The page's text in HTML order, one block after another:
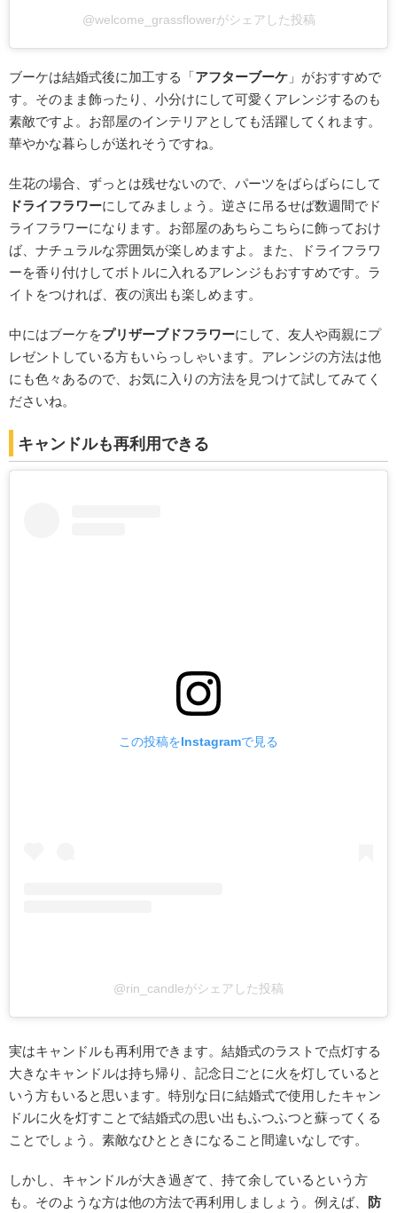
@welcome_grassflowerがシェアした投稿
ブーケは結婚式後に加工する「アフターブーケ 」がおすすめで
す。そのまま飾ったり、小分けにして可愛くアレンジするのも
素敵ですよ。お部屋のインテリアとしても活躍してくれます。
華やかな暮らしが送れそうですね。
生花の場合、ずっとは残せないので、パーツをばらばらにして
ドライフラワーにしてみましょう。逆さに吊るせば数週間でド
ライフラワーになります。お部屋のあちらこちらに飾っておけ
ば、ナチュラルな雰囲気が楽しめますよ。また、ドライフラワ
ーを香り付けしてボトルに入れるアレンジもおすすめです。ラ
イトをつければ、夜の演出も楽しめます。
中にはブーケをプリザーブドフラワーにして、友人や両親にプ
レゼントしている方もいらっしゃいます。アレンジの方法は他
にも色々あるので、お気に入りの方法を見つけて試してみてく
ださいね。
キャンドルも再利用できる
この投稿をInstagramで見る
@rin_candleがシェアした投稿
実はキャンドルも再利用できます。結婚式のラストで点灯する
大きなキャンドルは持ち帰り、記念日ごとに火を灯していると
いう方もいると思います。特別な日に結婚式で使用したキャン
ドルに火を灯すことで結婚式の思い出もふつふつと蘇ってくる
ことでしょう。素敵なひとときになること間違いなしです。
しかし、キャンドルが大き過ぎて、持て余しているという方
も。そのような方は他の方法で再利用しましょう。例えば、 防